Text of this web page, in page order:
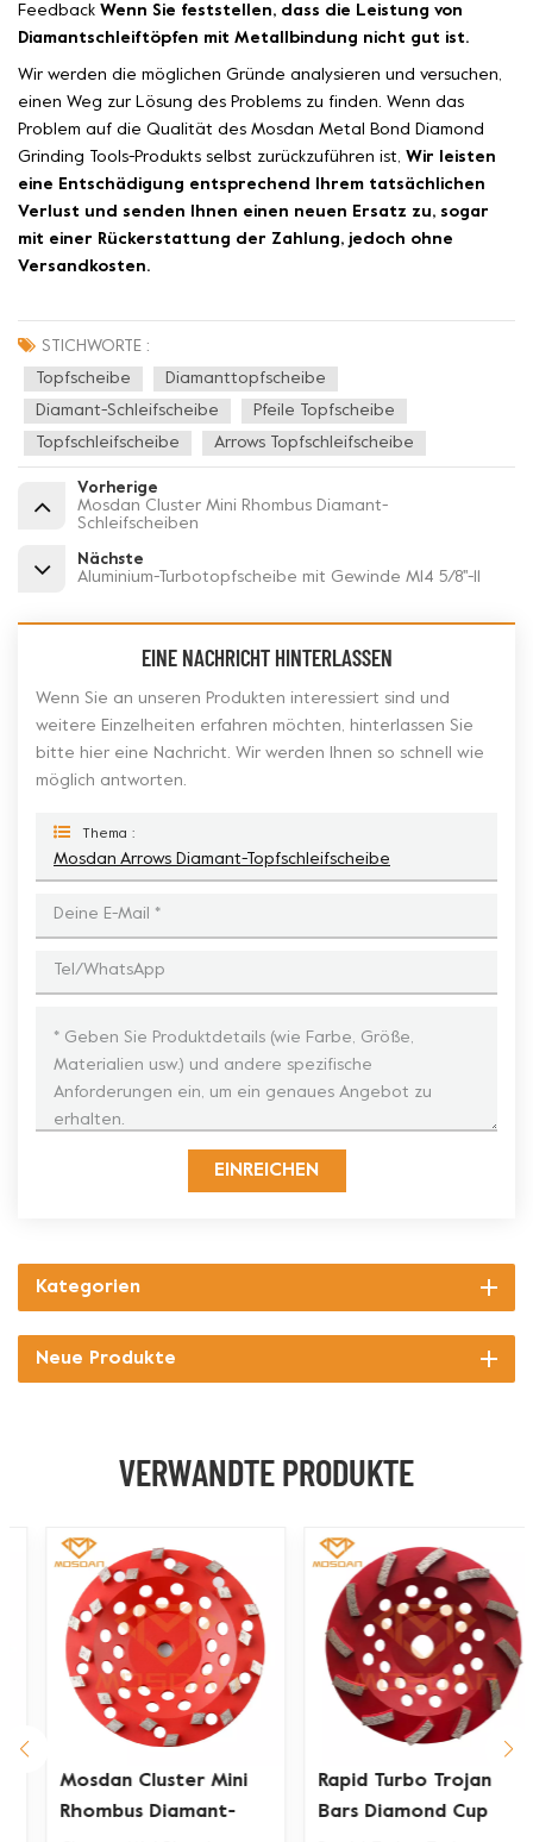
Feedback Wenn Sie feststellen, dass die Leistung von
Diamantschleiftöpfen mit Metallbindung nicht gut ist.
Wir werden die möglichen Gründe analysieren und versuchen,
einen Weg zur Lösung des Problems zu finden. Wenn das
Problem auf die Qualität des Mosdan Metal Bond Diamond
Grinding Tools-Produkts selbst zurückzuführen ist, Wir leisten
eine Entschädigung entsprechend Ihrem tatsächlichen
Verlust und senden Ihnen einen neuen Ersatz zu, sogar
mit einer Rückerstattung der Zahlung, jedoch ohne
Versandkosten.
STICHWORTE :
Topfscheibe Diamanttopfscheibe
Diamant-Schleifscheibe Pfeile Topfscheibe
Topfschleifscheibe Arrows Topfschleifscheibe
Vorherige
Mosdan Cluster Mini Rhombus Diamant-
Schleifscheiben
Nächste
Aluminium-Turbotopfscheibe mit Gewinde M14 5/8''-11
EINE NACHRICHT HINTERLASSEN
Wenn Sie an unseren Produkten interessiert sind und
weitere Einzelheiten erfahren möchten, hinterlassen Sie
bitte hier eine Nachricht. Wir werden Ihnen so schnell wie
möglich antworten.
Thema :
Mosdan Arrows Diamant-Topfschleifscheibe
EINREICHEN
Kategorien
Neue Produkte
VERWANDTE PRODUKTE
Mosdan Cluster Mini
Rhombus Diamant-
Rapid Turbo Trojan
Bars Diamond Cup